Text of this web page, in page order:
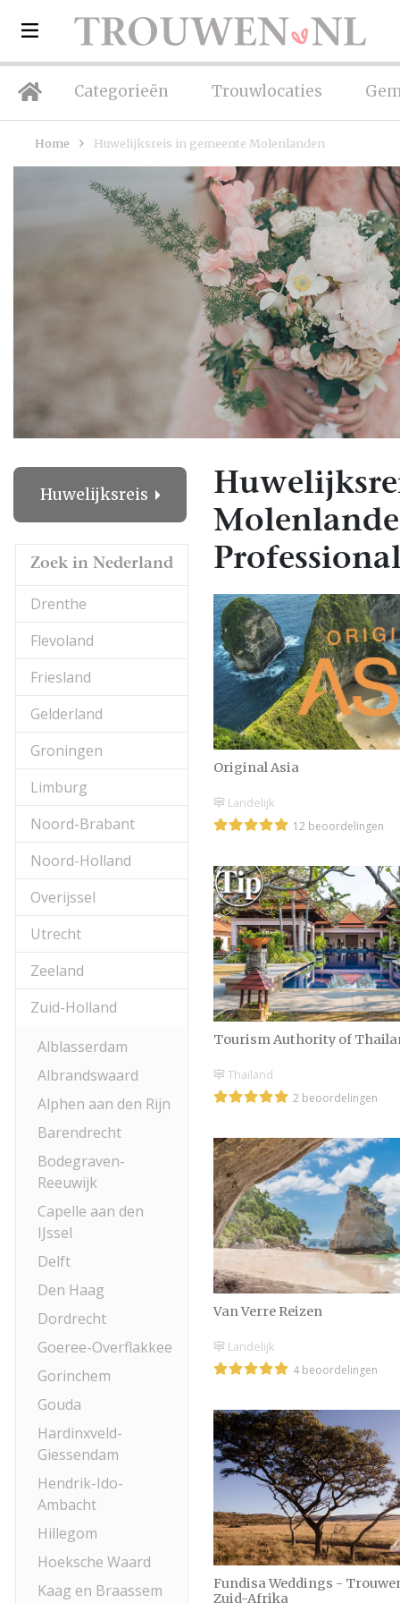
Categorieën Trouwlocaties
Home Huwelijksreis in gemeente Molenlanden
Huwelijksreis
Zoek in Nederland
Drenthe
Flevoland
Friesland
Gelderland
Groningen
Limburg
Noord-Brabant
Noord-Holland
Overijssel
Utrecht
Zeeland
Zuid-Holland
Alblasserdam
Albrandswaard
Alphen aan den Rijn
Barendrecht
Bodegraven-
Reeuwijk
Capelle aan den
IJssel
Delft
Den Haag
Dordrecht
Goeree-Overflakkee
Gorinchem
Gouda
Hardinxveld-
Giessendam
Hendrik-Ido-
Ambacht
Hillegom
Hoeksche Waard
Kaag en Braassem
Original Asia
Landelijk
12 beoordelingen
Tourism Authority of
Thailand
2 beoordelingen
Van Verre Reizen
Landelijk
4 beoordelingen
Fundisa Weddings -
Zuid-Afrika